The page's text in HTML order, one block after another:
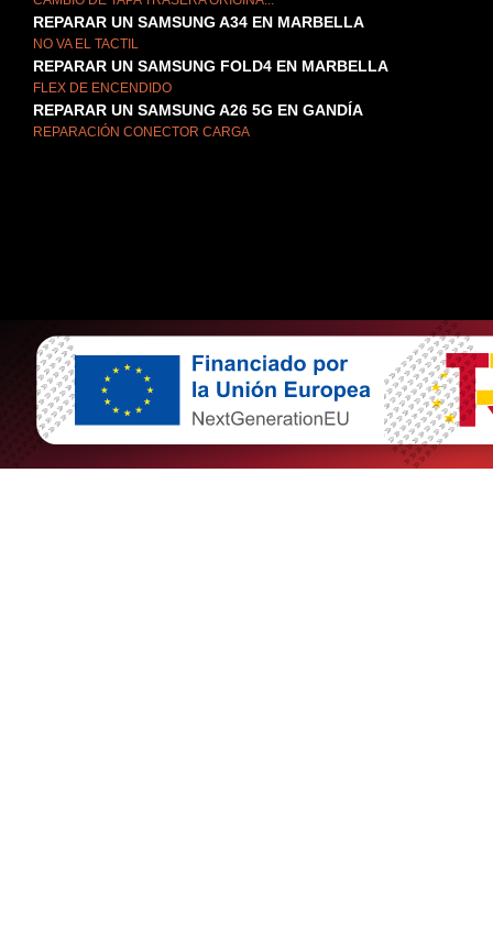
REPARAR UN SAMSUNG A34 EN MARBELLA
NO VA EL TACTIL
REPARAR UN SAMSUNG FOLD4 EN MARBELLA
FLEX DE ENCENDIDO
REPARAR UN SAMSUNG A26 5G EN GANDÍA
REPARACIÓN CONECTOR CARGA